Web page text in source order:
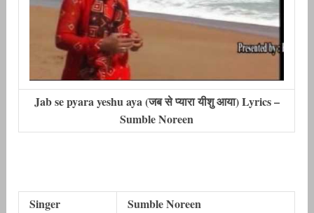
Jab se pyara yeshu aya (जब से प्यारा यीशु आया) Lyrics –
Sumble Noreen
Singer Sumble Noreen